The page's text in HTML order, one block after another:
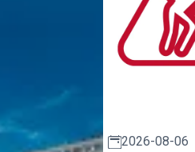
2026-08-06